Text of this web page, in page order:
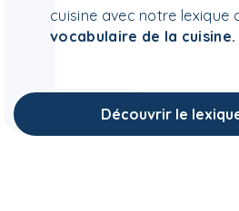
cuisine avec notre lexique
vocabulaire de la cuisine.
Découvrir le